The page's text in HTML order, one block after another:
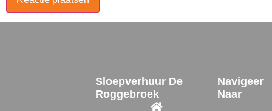
Navigeer
Naar
Sloepverhuur De
Roggebroek